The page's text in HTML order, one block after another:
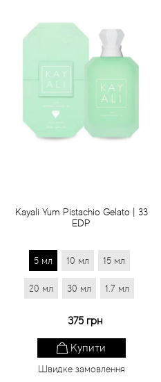
Kayali Yum Pistachio Gelato | 33
EDP
5 мл 10 мл 15 мл
20 мл 30 мл 1.7 мл
375 грн
Купити
Швидке замовлення